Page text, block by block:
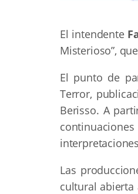
El intendente
Misterioso”,
El punto de
Terror,
Berisso. A
Las
cultural abierta